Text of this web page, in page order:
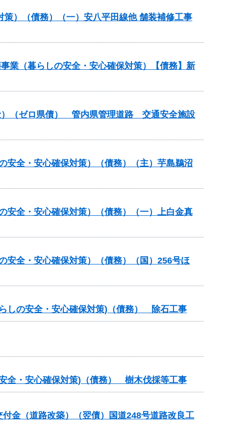
）（債務）（一）安八平田線他 舗装補修工事
業（暮らしの安全・安心確保対策）【債務】新
）（ゼロ県債） 管内県管理道路 交通安全施設
安全・安心確保対策）（債務）（主）芋島鵜沼
安全・安心確保対策）（債務）（一）上白金真
安全・安心確保対策）（債務）（国）256号ほ
しの安全・安心確保対策)（債務） 除石工事
全・安心確保対策)（債務） 樹木伐採等工事
金（道路改築）（翌債）国道248号道路改良工